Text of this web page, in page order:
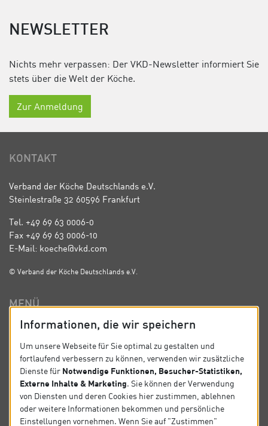
NEWSLETTER
Nichts mehr verpassen: Der VKD-Newsletter informiert Sie
stets über die Welt der Köche.
Zur Anmeldung
KONTAKT
Verband der Köche Deutschlands e.V.
Steinlestraße 32 60596 Frankfurt
Tel. +49 69 63 0006-0
Fax +49 69 63 0006-10
E-Mail: koeche@vkd.com
© Verband der Köche Deutschlands e.V.
MENÜ
Impressum Datenschutz
Satzung Kontakt
SOCIAL MEDIA
Informationen, die wir speichern
Um unsere Webseite für Sie optimal zu gestalten und
fortlaufend verbessern zu können, verwenden wir zusätzliche
Dienste für Notwendige Funktionen, Besucher-Statistiken,
Externe Inhalte & Marketing. Sie können der Verwendung
von Diensten und deren Cookies hier zustimmen, ablehnen
oder weitere Informationen bekommen und persönliche
Einstellungen vornehmen. Wenn Sie auf "Zustimmen"